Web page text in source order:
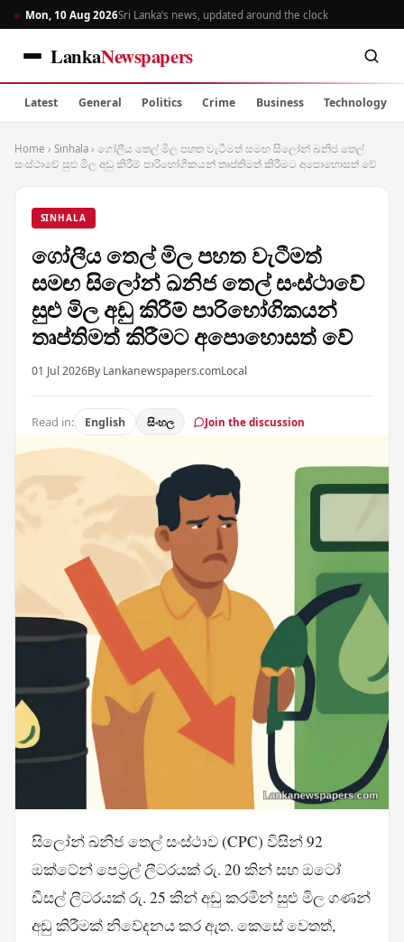
Mon, 10 Aug 2026Sri Lanka’s news, updated around the clock
LankaNewspapers
Latest General Politics Crime Business Technology
Home › Sinhala › ගෝලීය තෙල් මිල පහත වැටීමත් සමඟ සිලෝන් ඛනිජ තෙල්
සංස්ථාවේ සුළු මිල අඩු කිරීම් පාරිභෝගිකයන් තෘප්තිමත් කිරීමට අපොහොසත් වේ
SINHALA
ගෝලීය තෙල් මිල පහත වැටීමත්
සමඟ සිලෝන් ඛනිජ තෙල් සංස්ථාවේ
සුළු මිල අඩු කිරීම් පාරිභෝගිකයන්
තෘප්තිමත් කිරීමට අපොහොසත් වේ
01 Jul 2026By Lankanewspapers.comLocal
Read in: English සිංහල Join the discussion
සිලෝන් ඛනිජ තෙල් සංස්ථාව (CPC) විසින් 92
ඔක්ටේන් පෙට්‍රල් ලීටරයක් රු. 20 කින් සහ ඔටෝ
ඩීසල් ලීටරයක් රු. 25 කින් අඩු කරමින් සුළු මිල ගණන්
අඩු කිරීමක් නිවේදනය කර ඇත. කෙසේ වෙතත්,